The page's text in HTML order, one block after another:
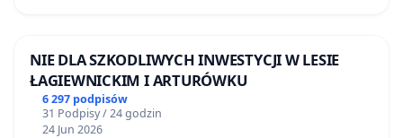
NIE DLA SZKODLIWYCH INWESTYCJI W LESIE
ŁAGIEWNICKIM I ARTURÓWKU
6 297 podpisów
31 Podpisy / 24 godzin
24 Jun 2026